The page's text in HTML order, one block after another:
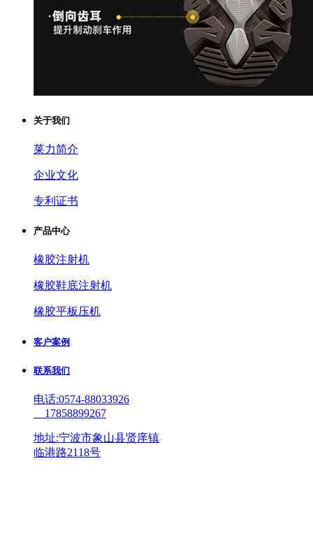
关于我们
莱力简介
企业文化
专利证书
产品中心
橡胶注射机
橡胶鞋底注射机
橡胶平板压机
客户案例
联系我们
电话:0574-88033926
17858899267
地址:宁波市象山县贤庠镇
临港路2118号